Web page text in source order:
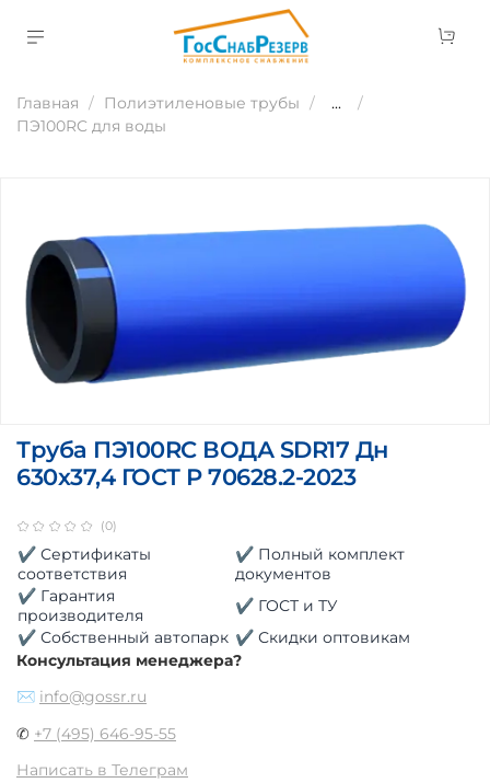
Главная Полиэтиленовые трубы
...
ПЭ100RC для воды
(0)
Труба ПЭ100RC ВОДА SDR17 Дн
630х37,4 ГОСТ Р 70628.2-2023
✔ Сертификаты
соответствия
✔ Полный комплект
документов
✔ Гарантия
производителя
✔ ГОСТ и ТУ
✔ Собственный автопарк ✔ Скидки оптовикам
Консультация менеджера?
✉ info@gossr.ru
✆ +7 (495) 646-95-55
Написать в Телеграм